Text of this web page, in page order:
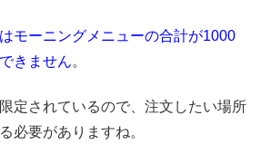
モーニングメニューの合計が1000
きません。
定されているので、注文したい場所
必要がありますね。